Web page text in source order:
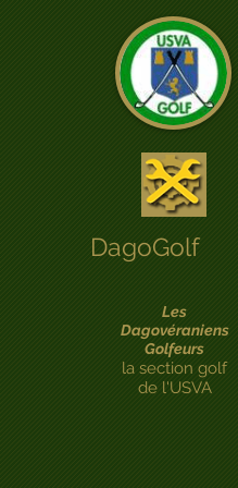
DagoGolf
Les
Dagovéraniens
Golfeurs
la section golf
de l'USVA